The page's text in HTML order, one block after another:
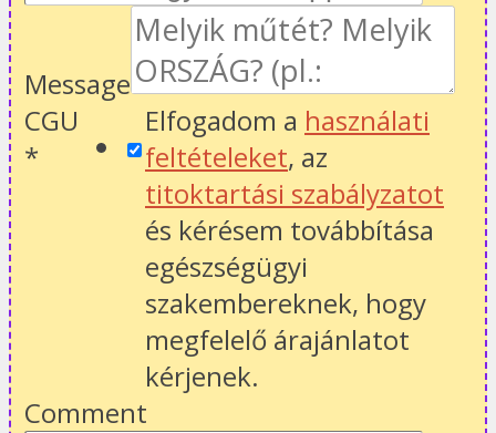
Message
CGU
*
Elfogadom a használati
feltételeket, az
titoktartási szabályzatot
és kérésem továbbítása
egészségügyi
szakembereknek, hogy
megfelelő árajánlatot
kérjenek.
Comment